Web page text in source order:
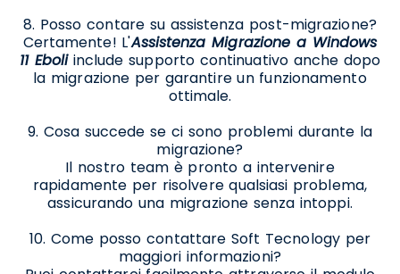
8. Posso contare su assistenza post-migrazione?
Certamente! L'Assistenza Migrazione a Windows
11 Eboliinclude supporto continuativo anche dopo
la migrazione per garantire un funzionamento
ottimale.
9. Cosa succede se ci sono problemi durante la
migrazione?
Il nostro team è pronto a intervenire
rapidamente per risolvere qualsiasi problema,
assicurando una migrazione senza intoppi.
10. Come posso contattare Soft Tecnology per
maggiori informazioni?